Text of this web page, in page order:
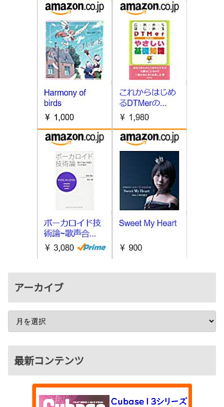
アーカイブ
最新コンテンツ